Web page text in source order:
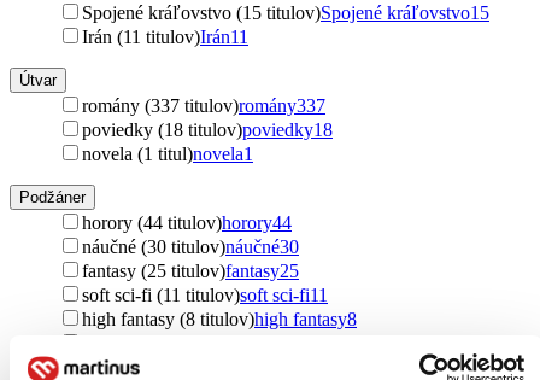
Spojené kráľovstvo (15 titulov)Spojené kráľovstvo15
Irán (11 titulov)Irán11
Útvar
romány (337 titulov)romány337
poviedky (18 titulov)poviedky18
novela (1 titul)novela1
Podžáner
horory (44 titulov)horory44
náučné (30 titulov)náučné30
fantasy (25 titulov)fantasy25
soft sci-fi (11 titulov)soft sci-fi11
high fantasy (8 titulov)high fantasy8
Ďalšie možnosti